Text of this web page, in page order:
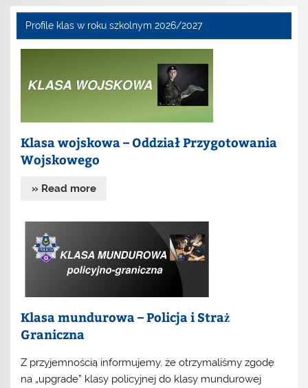
Profile klas w roku szkolnym 2026/2027
Klasa wojskowa – Oddział Przygotowania
Wojskowego
» Read more
Klasa mundurowa – Policja i Straż
Graniczna
Z przyjemnością informujemy, że otrzymaliśmy zgodę
na „upgrade” klasy policyjnej do klasy mundurowej